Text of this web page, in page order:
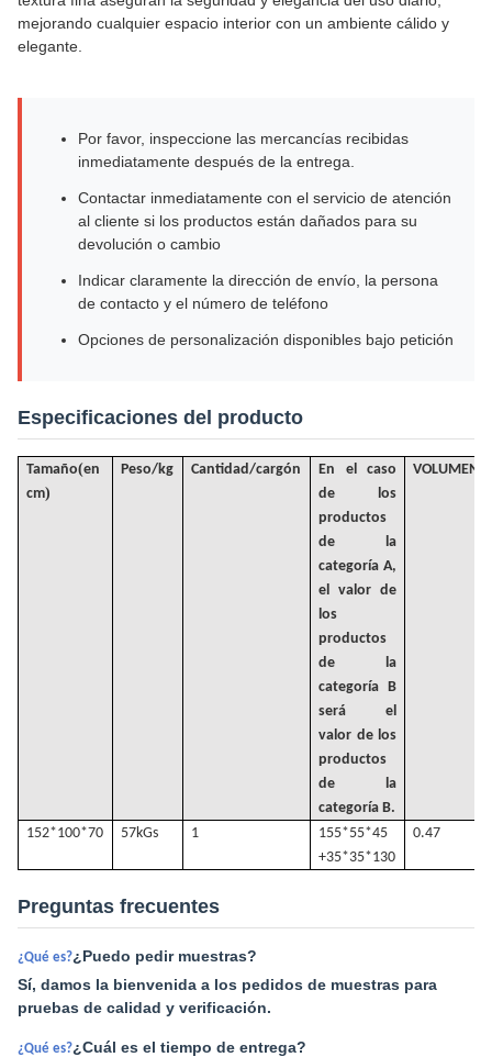
mejorando cualquier espacio interior con un ambiente cálido y
elegante.
Por favor, inspeccione las mercancías recibidas
inmediatamente después de la entrega.
Contactar inmediatamente con el servicio de atención
al cliente si los productos están dañados para su
devolución o cambio
Indicar claramente la dirección de envío, la persona
de contacto y el número de teléfono
Opciones de personalización disponibles bajo petición
Especificaciones del producto
Tamaño(en
cm)
Peso/kg Cantidad/cargón
En el caso
de los
productos
de la
categoría A,
el valor de
los
productos
de la
categoría B
será el
valor de los
productos
de la
categoría B.
VOLUMEN
152*100*70 57kGs 1
155*55*45
+35*35*130
0.47
Preguntas frecuentes
¿Qué es?¿Puedo pedir muestras?
Sí, damos la bienvenida a los pedidos de muestras para
pruebas de calidad y verificación.
¿Qué es?¿Cuál es el tiempo de entrega?